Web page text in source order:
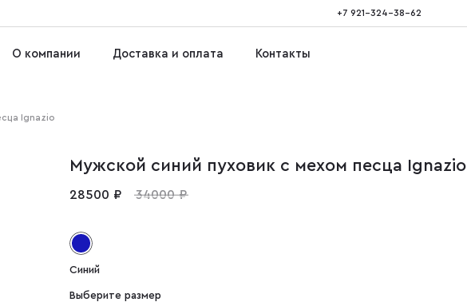
+7 921-324-38-62
О компании Доставка и оплата Контакты
Ignazio
Мужской синий пуховик с мехом песца Ignazio
28500 ₽ 34000 ₽
Синий
Выберите размер